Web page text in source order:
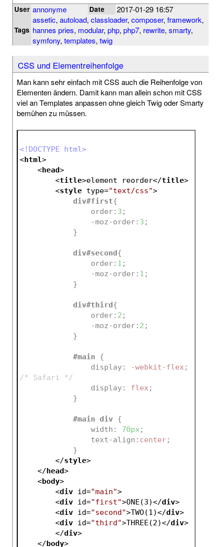
User annonyme Date 2017-01-29 16:57
Tags
assetic, autoload, classloader, composer, framework,
hannes pries, modular, php, php7, rewrite, smarty,
symfony, templates, twig
CSS und Elementreihenfolge
Man kann sehr einfach mit CSS auch die Reihenfolge von
Elementen ändern. Damit kann man allein schon mit CSS
viel an Templates anpassen ohne gleich Twig oder Smarty
bemühen zu müssen.
<!DOCTYPE html>
<html>
<head>
<title>element reorder</title>
<style type="text/css">
div#first{
order: 3 ;
-moz-order: 3 ;
            }
div#second{
order: 1 ;
-moz-order: 1 ;
            }
div#third{
order: 2 ;
-moz-order: 2 ;
            }
#main
{
display: -webkit-flex
/* Safari */
display: flex ;
            }
#main div {
width : 70px ;
text-align : center;
            }
</style>
</head>
<body>
<div id="main">
<div id="first">ONE(3)</div>
<div id="second">TWO(1)</div>
<div id="third">THREE(2)</div>
</div>
</body>